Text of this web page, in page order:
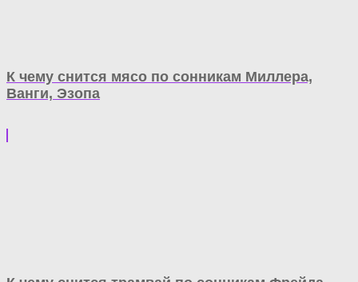
К чему снится мясо по сонникам Миллера,
Ванги, Эзопа